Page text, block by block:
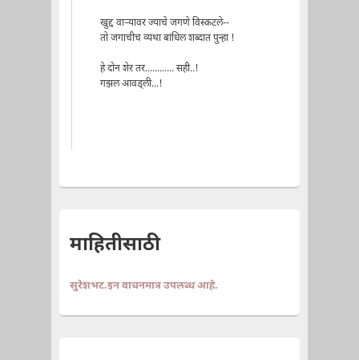
खुद्द वाऱ्यावर ज्याचे जगणे विस्कटले--
तो जगाचीच व्यथा बांधिल शब्दात पुन्हा !
हे दोन शेर तर............ सही..!
गझल आवड्ली...!
माहितीसाठी
सुरेशभट.इन वाचनमात्र उपलब्ध आहे.